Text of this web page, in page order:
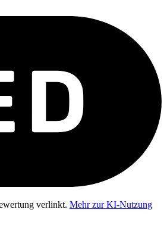
verlinkt. Mehr zur KI-Nutzung